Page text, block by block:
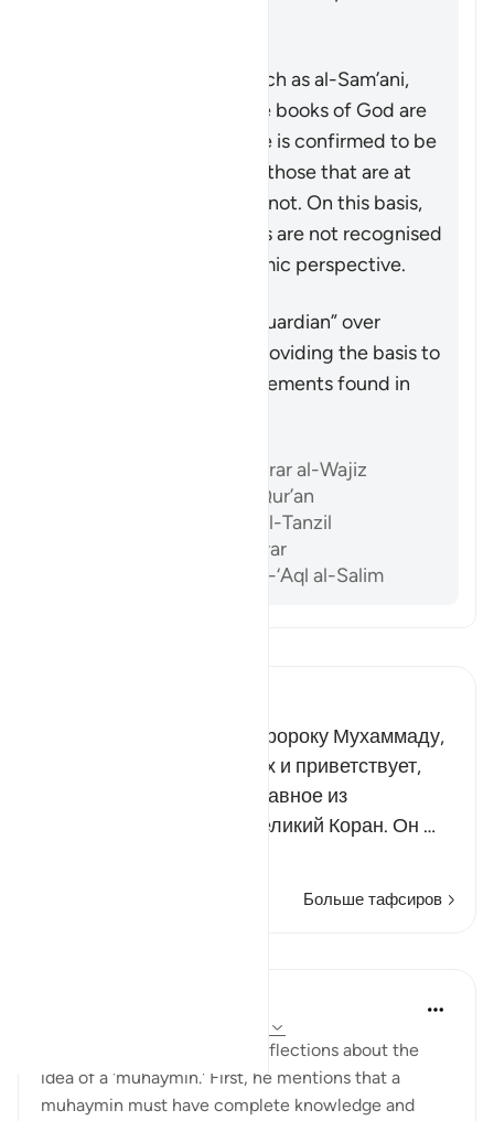
Some commentators, such as al-Sam’ani,
have stated that the true books of God are
the ones whose message is confirmed to be
true by the Quran, while those that are at
odds with the Quran are not. On this basis,
the likes of Paul’s epistles are not recognised
as scripture from an Islamic perspective.
The Quran acts as the “guardian” over
previous scriptures by providing the basis to
accept or reject the statements found in
Ibn ‘Atiyyah, al-Muharrar al-Wajiz
Al-Sam’ani, Tafsir al-Qur’an
Al-Baghawi, Ma’alim al-Tanzil
Al-Biqa’i, Nazm al-Durar
Abu ‘l-Su’ud, Irshad al-‘Aql al-Salim
Всевышний ниспослал Пророку Мухаммаду,
да благословит его Аллах и приветствует,
самое лучшее и самое славное из
Священных Писаний - Великий Коран. Он …
Больше тафсиров
Imam Ghazali shares some reflections about the
idea of a 'muhaymin.' First, he mentions that a
muhaymin must have complete knowledge and